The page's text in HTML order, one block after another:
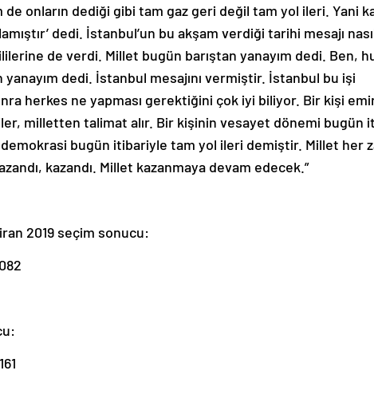
onların dediği gibi tam gaz geri değil tam yol ileri. Yani
dedi. İstanbul’un bu akşam verdiği tarihi mesajı
de verdi. Millet bugün barıştan yanayım dedi. Ben,
dedi. İstanbul mesajını vermiştir. İstanbul bu işi
herkes ne yapması gerektiğini çok iyi biliyor. Bir kişi
milletten talimat alır. Bir kişinin vesayet dönemi bugün
bugün itibariyle tam yol ileri demiştir. Millet her
kazandı. Millet kazanmaya devam edecek.”
2019 seçim sonucu: